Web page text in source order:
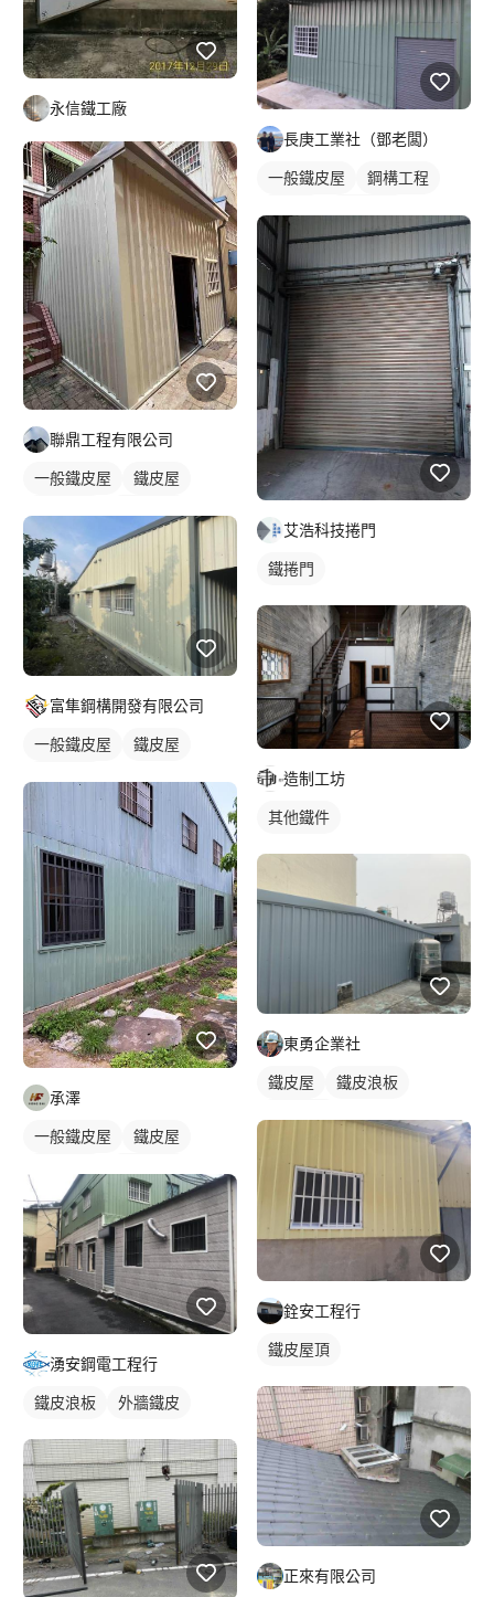
永信鐵工廠
聯鼎工程有限公司
一般鐵皮屋
鐵皮屋
富隼鋼構開發有限公司
一般鐵皮屋
鐵皮屋
承澤
一般鐵皮屋
鐵皮屋
湧安鋼電工程行
鐵皮浪板 外牆鐵皮
長庚工業社（鄧老闆）
一般鐵皮屋
鋼構工程
艾浩科技捲門
鐵捲門
造制工坊
其他鐵件
東勇企業社
鐵皮屋
鐵皮浪板
銓安工程行
鐵皮屋頂
正來有限公司